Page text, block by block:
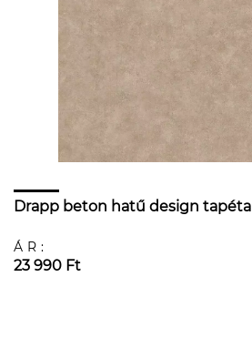
Drapp beton hatű design tapéta
ÁR:
23 990 Ft